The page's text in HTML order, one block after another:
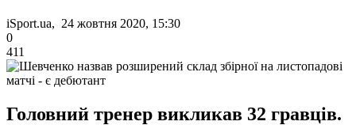
iSport.ua, 24 жовтня 2020, 15:30
0
411
Головний тренер викликав 32 гравців.